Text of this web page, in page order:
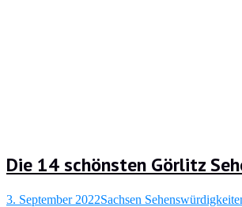
Die 14 schönsten Görlitz
3. September 2022Sachsen